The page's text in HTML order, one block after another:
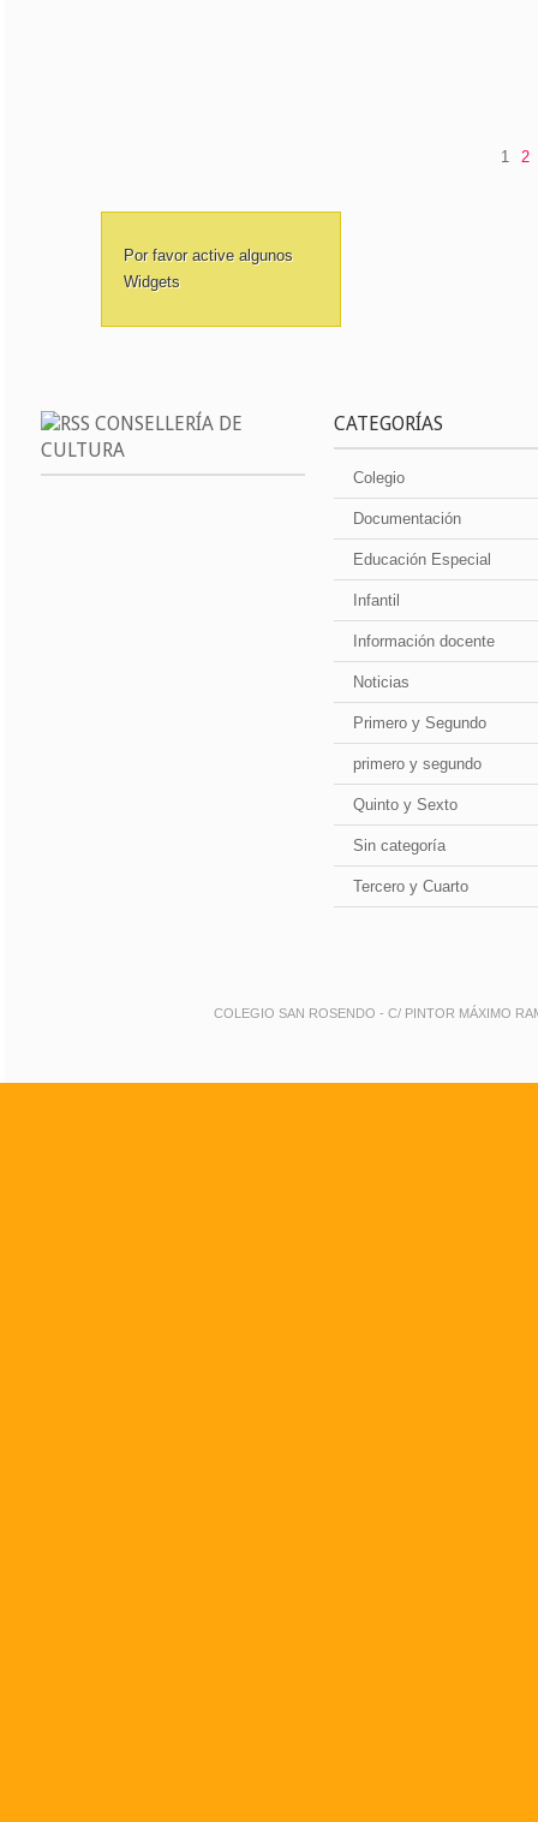
1 2
Por favor active algunos
Widgets
CONSELLERÍA DE
CULTURA
CATEGORÍAS
Colegio
Documentación
Educación Especial
Infantil
Información docente
Noticias
Primero y Segundo
primero y segundo
Quinto y Sexto
Sin categoría
Tercero y Cuarto
COLEGIO SAN ROSENDO - C/ PINTOR MÁXIMO